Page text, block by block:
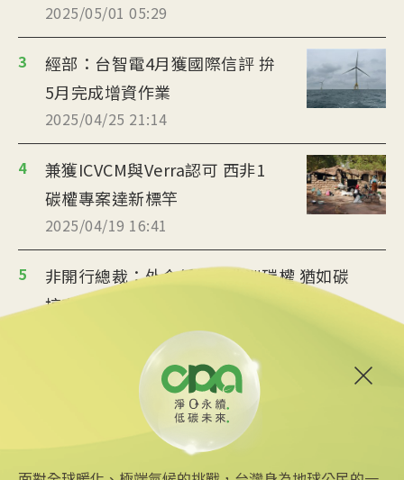
2025/05/01 05:29
3
經部：台智電4月獲國際信評 拚
5月完成增資作業
2025/04/25 21:14
4
兼獲ICVCM與Verra認可 西非1
碳權專案達新標竿
2025/04/19 16:41
5
非開行總裁：外企低價買非洲碳權 猶如碳
掠奪
巴西石油聯手銀行 融資森林修復兼促碳權
2025/04/01 15:48